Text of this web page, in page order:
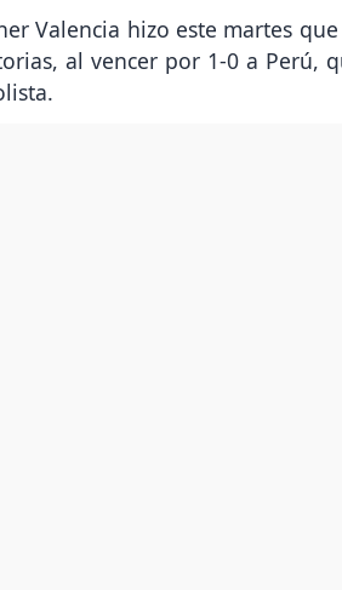
Valencia hizo este martes
al vencer por 1-0 a Perú,